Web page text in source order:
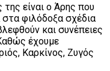
είναι ο Άρης που
στα φιλόδοξα σχέδια
και συνέπειες
έχουμε
Καρκίνος, Ζυγός